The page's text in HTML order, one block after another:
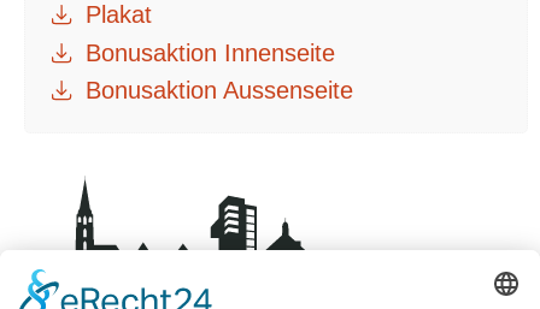
Plakat
Bonusaktion Innenseite
Bonusaktion Aussenseite